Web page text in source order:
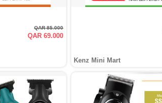
QAR 85.000
QAR 69.000
Kenz Mini Mart